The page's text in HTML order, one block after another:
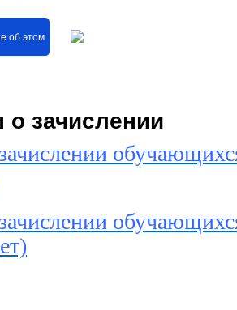
об этом
зачислении